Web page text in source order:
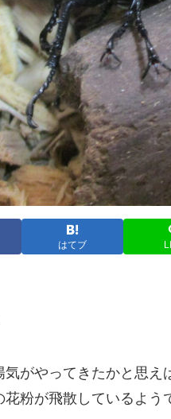
はてブ
がやってきたかと思
粉が飛散しているよう